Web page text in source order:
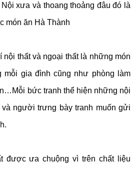
xưa và thoang thoảng đâu đó là
món ăn Hà Thành
nội thất và ngoại thất là những món
mỗi gia đình cũng như phòng làm
bức tranh thể hiện những nội
người trưng bày tranh muốn gửi
được ưa chuộng vì trên chất liệu